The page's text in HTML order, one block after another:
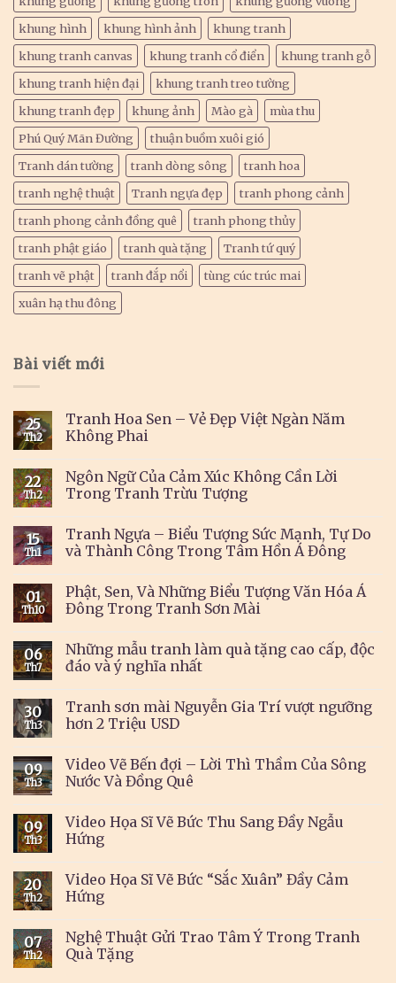
khung hình
khung hình ảnh
khung tranh
khung tranh canvas
khung tranh cổ điển
khung tranh gỗ
khung tranh hiện đại
khung tranh treo tường
khung tranh đẹp
khung ảnh Mào gà
mùa thu
Phú Quý Mãn Đường
thuận buồm xuôi gió
Tranh dán tường
tranh dòng sông
tranh hoa
tranh nghệ thuật
Tranh ngựa đẹp
tranh phong cảnh
tranh phong cảnh đồng quê
tranh phong thủy
tranh phật giáo
tranh quà tặng
Tranh tứ quý
tranh vẽ phật
tranh đắp nổi
tùng cúc trúc mai
xuân hạ thu đông
Bài viết mới
25
Th2
Tranh Hoa Sen – Vẻ Đẹp Việt Ngàn Năm
Không Phai
22
Th2
Ngôn Ngữ Của Cảm Xúc Không Cần Lời
Trong Tranh Trừu Tượng
15
Th1
Tranh Ngựa – Biểu Tượng Sức Mạnh, Tự Do
và Thành Công Trong Tâm Hồn Á Đông
01
Th10
Phật, Sen, Và Những Biểu Tượng Văn Hóa Á
Đông Trong Tranh Sơn Mài
06
Th7
Những mẫu tranh làm quà tặng cao cấp, độc
đáo và ý nghĩa nhất
30
Th3
Tranh sơn mài Nguyễn Gia Trí vượt ngưỡng
hơn 2 Triệu USD
09
Th3
Video Vẽ Bến đợi – Lời Thì Thầm Của Sông
Nước Và Đồng Quê
09
Th3
Video Họa Sĩ Vẽ Bức Thu Sang Đầy Ngẫu
Hứng
20
Th2
Video Họa Sĩ Vẽ Bức “Sắc Xuân” Đầy Cảm
Hứng
07
Th2
Nghệ Thuật Gửi Trao Tâm Ý Trong Tranh
Quà Tặng